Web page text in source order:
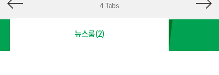
I
N
4 Tabs
뉴스룸(2)